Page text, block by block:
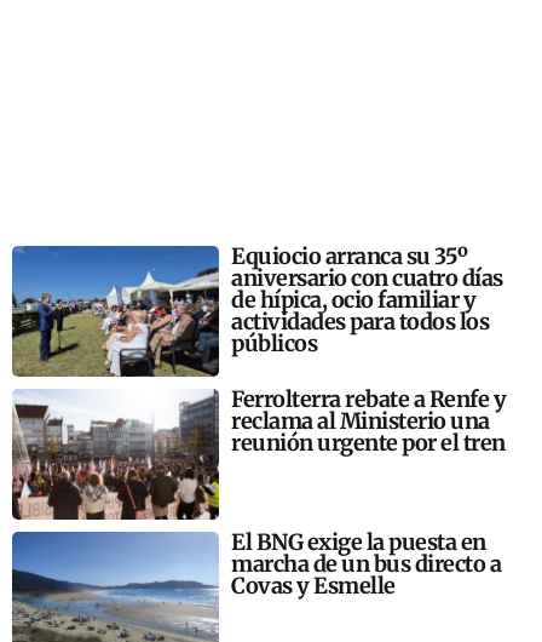
Equiocio arranca su 35º
aniversario con cuatro días
de hípica, ocio familiar y
actividades para todos los
públicos
Ferrolterra rebate a Renfe y
reclama al Ministerio una
reunión urgente por el tren
El BNG exige la puesta en
marcha de un bus directo a
Covas y Esmelle